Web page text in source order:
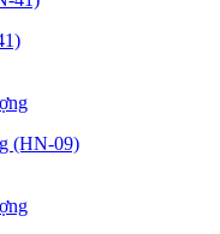
(HN-09)